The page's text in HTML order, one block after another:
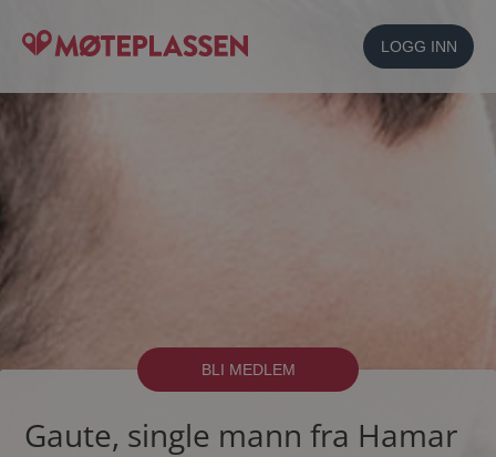
LOGG INN
BLI MEDLEM
Gaute, single mann fra Hamar